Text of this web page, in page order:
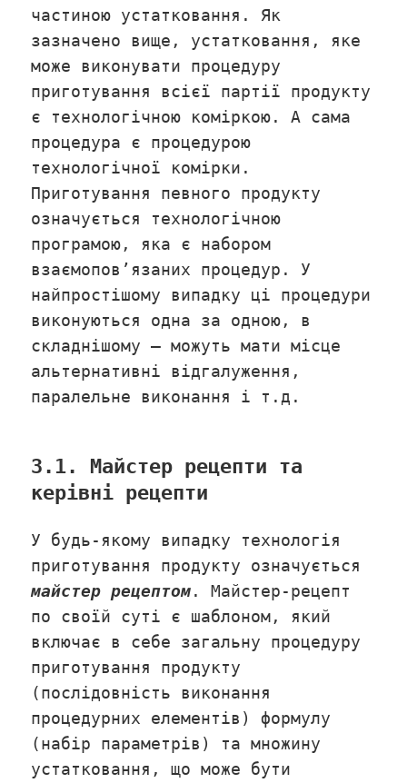
частиною устатковання. Як
зазначено вище, устатковання, яке
може виконувати процедуру
приготування всієї партії продукту
є технологічною коміркою. А сама
процедура є процедурою
технологічної комірки.
Приготування певного продукту
означується технологічною
програмою, яка є набором
взаємопов’язаних процедур. У
найпростішому випадку ці процедури
виконуються одна за одною, в
складнішому – можуть мати місце
альтернативні відгалуження,
паралельне виконання і т.д.
3.1. Майстер рецепти та
керівні рецепти
У будь-якому випадку технологія
приготування продукту означується
майстер рецептом. Майстер-рецепт
по своїй суті є шаблоном, який
включає в себе загальну процедуру
приготування продукту
(послідовність виконання
процедурних елементів) формулу
(набір параметрів) та множину
устатковання, що може бути